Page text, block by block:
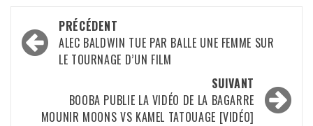
Navigation
d’article
PRÉCÉDENT
ALEC BALDWIN TUE PAR BALLE UNE FEMME SUR
LE TOURNAGE D’UN FILM
SUIVANT
BOOBA PUBLIE LA VIDÉO DE LA BAGARRE
MOUNIR MOONS VS KAMEL TATOUAGE [VIDÉO]